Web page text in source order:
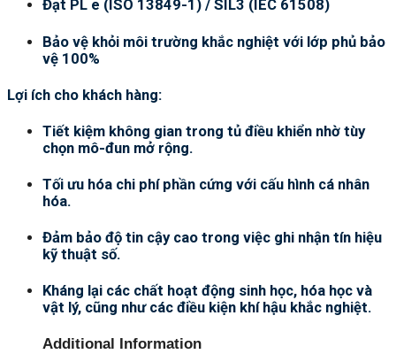
Đạt PL e (ISO 13849-1) / SIL3 (IEC 61508)
Bảo vệ khỏi môi trường khắc nghiệt với lớp phủ bảo
vệ 100%
Lợi ích cho khách hàng:
Tiết kiệm không gian trong tủ điều khiển nhờ tùy
chọn mô-đun mở rộng.
Tối ưu hóa chi phí phần cứng với cấu hình cá nhân
hóa.
Đảm bảo độ tin cậy cao trong việc ghi nhận tín hiệu
kỹ thuật số.
Kháng lại các chất hoạt động sinh học, hóa học và
vật lý, cũng như các điều kiện khí hậu khắc nghiệt.
Additional Information